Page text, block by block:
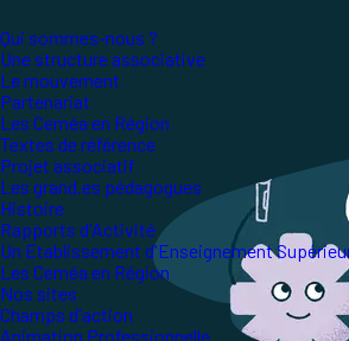
Qui sommes-nous ?
Une structure associative
Le mouvement
Partenariat
Les Ceméa en Région
Textes de référence
Projet associatif
Les grand.es pédagogues
Histoire
Rapports d'Activité
Un Etablissement d'Enseignement
Les Ceméa en Région
Nos sites
Champs d'action
Animation Professionnelle